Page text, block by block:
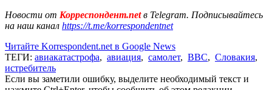
Новости от Корреспондент.netв Telegram. Подписывайтесь
на наш канал https://t.me/korrespondentnet
Читайте Korrespondent.net в Google News
ТЕГИ: авиакатастрофа, авиация, самолет, ВВС, Словакия,
истребитель
Если вы заметили ошибку, выделите необходимый текст и